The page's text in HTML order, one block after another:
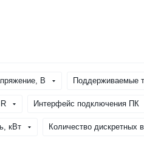
В Поддерживаемые
Интерфейс подключения ПК
кВт Количество дискретных